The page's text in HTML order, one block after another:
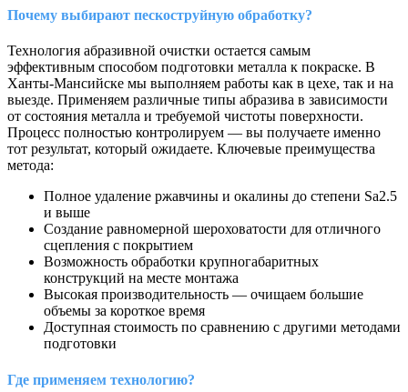
Почему выбирают пескоструйную обработку?
Технология абразивной очистки остается самым
эффективным способом подготовки металла к покраске. В
Ханты-Мансийске мы выполняем работы как в цехе, так и на
выезде. Применяем различные типы абразива в зависимости
от состояния металла и требуемой чистоты поверхности.
Процесс полностью контролируем — вы получаете именно
тот результат, который ожидаете. Ключевые преимущества
метода:
Полное удаление ржавчины и окалины до степени Sa2.5
и выше
Создание равномерной шероховатости для отличного
сцепления с покрытием
Возможность обработки крупногабаритных
конструкций на месте монтажа
Высокая производительность — очищаем большие
объемы за короткое время
Доступная стоимость по сравнению с другими методами
подготовки
Где применяем технологию?